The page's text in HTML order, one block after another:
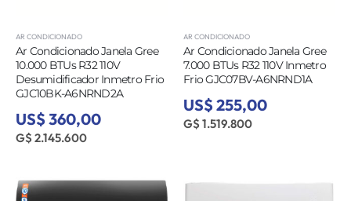
AR CONDICIONADO
Ar Condicionado Janela Gree
10.000 BTUs R32 110V
Desumidificador Inmetro Frio
GJC10BK-A6NRND2A
US$ 360,00
G$ 2.145.600
AR CONDICIONADO
Ar Condicionado Janela Gree
7.000 BTUs R32 110V Inmetro
Frio GJC07BV-A6NRND1A
US$ 255,00
G$ 1.519.800